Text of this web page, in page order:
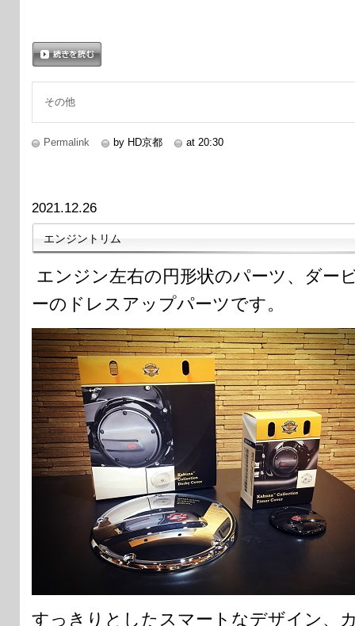
その他
Permalink by HD京都 at 20:30
2021.12.26
エンジントリム
エンジン左右の円形状のパーツ、ダー
ーのドレスアップパーツです。
すっきりとしたスマートなデザイン、